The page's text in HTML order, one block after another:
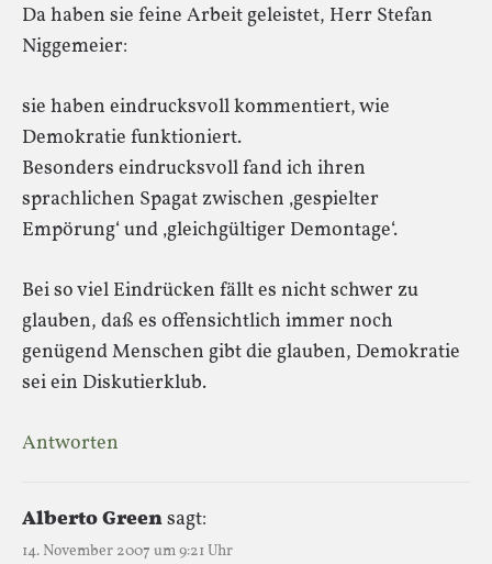
Da haben sie feine Arbeit geleistet, Herr Stefan
Niggemeier:
sie haben eindrucksvoll kommentiert, wie
Demokratie funktioniert.
Besonders eindrucksvoll fand ich ihren
sprachlichen Spagat zwischen ‚gespielter
Empörung‘ und ‚gleichgültiger Demontage‘.
Bei so viel Eindrücken fällt es nicht schwer zu
glauben, daß es offensichtlich immer noch
genügend Menschen gibt die glauben, Demokratie
sei ein Diskutierklub.
Antworten
Alberto Greensagt:
14. November 2007 um 9:21 Uhr